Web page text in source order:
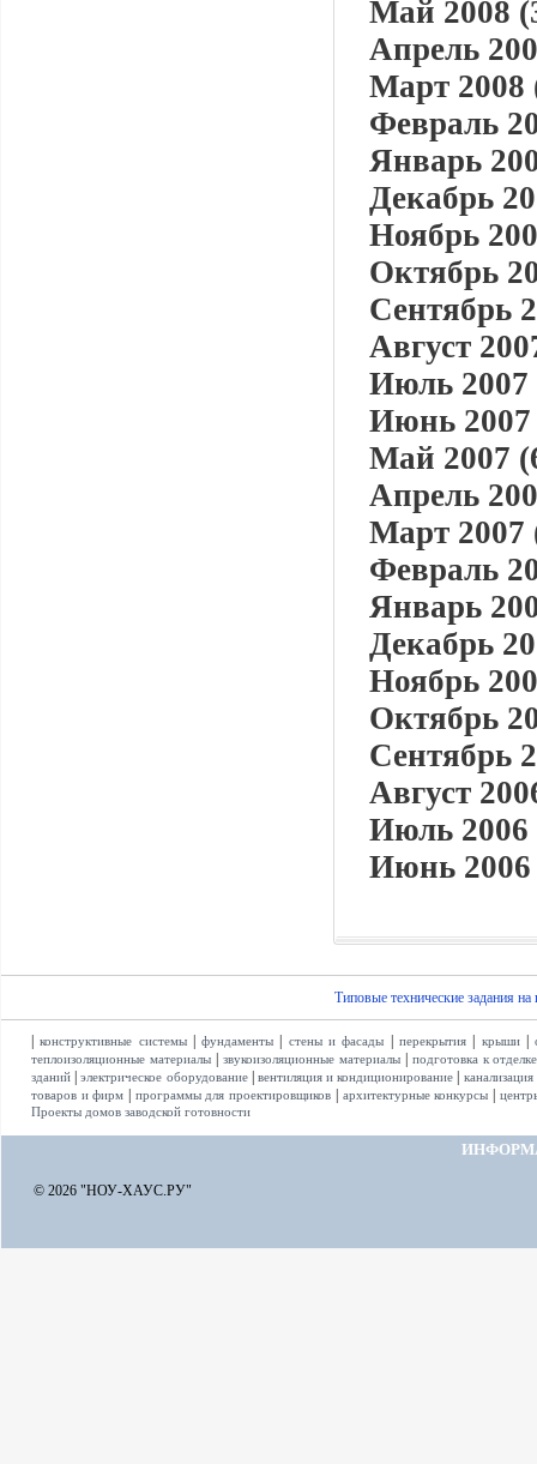
Май 2008
Апрель
Март 2008
Февраль
Январь
Декабрь
Ноябрь
Октябрь
Сентябрь
Август
Июль 2007
Июнь 2007
Май 2007
Апрель
Март 2007
Февраль
Январь
Декабрь
Ноябрь
Октябрь
Сентябрь
Август
Июль 2006
Июнь 2006
Типовые технические задания на
|конструктивные системы|фундаменты стены и фасады перекрытия| крыши|
теплоизоляционные материалы| звукоизоляционные материалы|
подготовка к отделке
зданий |электрическое оборудование| вентиляция и кондиционирование канализация
товаров и фирм программы для проектировщиков архитектурные конкурсы
Проекты домов заводской готовности
© 2026 "НОУ-ХАУС.РУ"